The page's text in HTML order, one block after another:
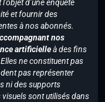
d’une enquête
et fournir des
à nos abonnés.
nos
artificielleà des fins
ne constituent pas
pas représenter
ni des supports
sont utilisés dans